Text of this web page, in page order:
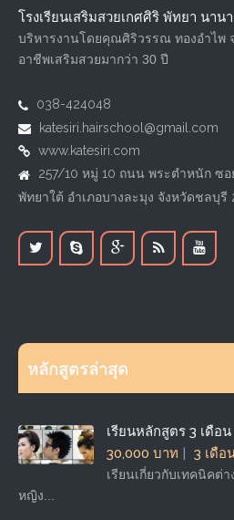
โรงเรียนเสริมสวยเกศศิริ พัทยา นาน
บริหารงานโดยคุณศิริวรรณ ทองอำไพ
อาชีพเสริมสวยมากว่า 30 ปี
038-424048
katesiri.hairschool@gmail.com
www.katesiri.com
257/10 หมู่ 10 ถนน พระตำหนัก ซอ
พัทยาใต้ อำเภอบางละมุง จังหวัดชลบุรี
หลักสูตรล่าสุด
เรียนหลักสูตร 3 เดือน
30,000 บาท
3 เดือ
เรียนเกี่ยวกับเทคนิคต่
หญิง...